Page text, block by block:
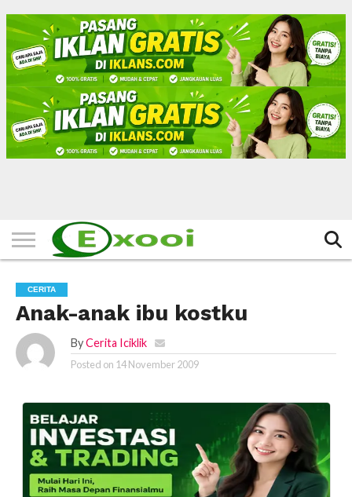
HOME
FILTER
BERITA
BIODATA
CERITA
CERPEN
EKSKLUSIF
FOTO
VIDEO
TIPS
MORE
CERITA
Anak-anak ibu kostku
By Cerita Iciklik
Posted on 14 November 2009